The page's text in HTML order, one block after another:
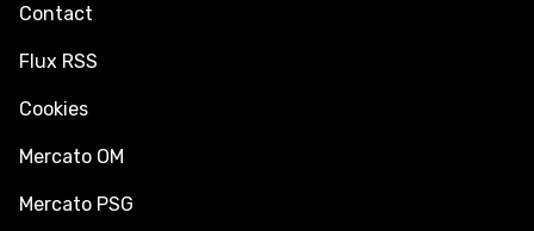
Contact
Flux RSS
Cookies
Mercato OM
Mercato PSG